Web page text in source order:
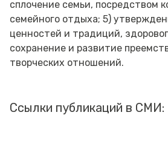
сплочение семьи, посредством
семейного отдыха; 5)
ценностей и традиций,
сохранение и развитие
творческих отношений.
Ссылки публикаций в СМИ: